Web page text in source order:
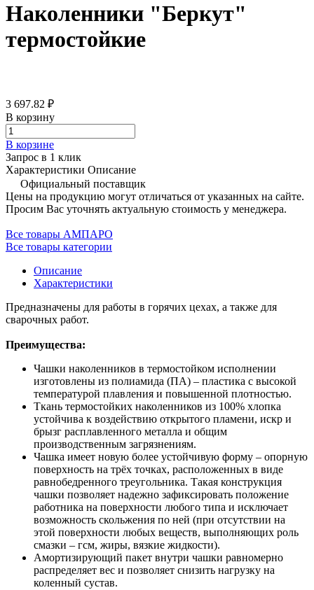
Наколенники "Беркут"
термостойкие
3 697.82 ₽
В корзину
В корзине
Запрос в 1 клик
Характеристики Описание
Официальный поставщик
Цены на продукцию могут отличаться от указанных на сайте.
Просим Вас уточнять актуальную стоимость у менеджера.
Все товары АМПАРО
Все товары категории
Описание
Характеристики
Предназначены для работы в горячих цехах, а также для
сварочных работ.
Преимущества:
Чашки наколенников в термостойком исполнении
изготовлены из полиамида (ПА) – пластика с высокой
температурой плавления и повышенной плотностью.
Ткань термостойких наколенников из 100% хлопка
устойчива к воздействию открытого пламени, искр и
брызг расплавленного металла и общим
производственным загрязнениям.
Чашка имеет новую более устойчивую форму – опорную
поверхность на трёх точках, расположенных в виде
равнобедренного треугольника. Такая конструкция
чашки позволяет надежно зафиксировать положение
работника на поверхности любого типа и исключает
возможность скольжения по ней (при отсутствии на
этой поверхности любых веществ, выполняющих роль
смазки – гсм, жиры, вязкие жидкости).
Амортизирующий пакет внутри чашки равномерно
распределяет вес и позволяет снизить нагрузку на
коленный сустав.